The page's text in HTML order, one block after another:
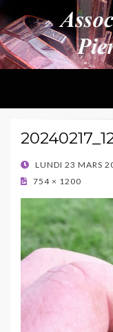
ANPF
Association
POSTED
ON
LUNDI 23 MARS
754 × 1200